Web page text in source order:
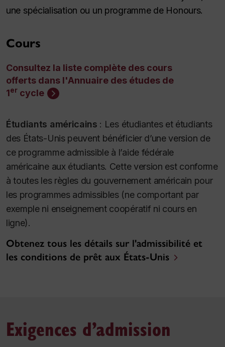
une spécialisation ou un programme de Honours.
Cours
Consultez la liste complète des cours
offerts dans l'Annuaire des études de
1er cycle
Étudiants américains : Les étudiantes et étudiants
des États-Unis peuvent bénéficier d’une version de
ce programme admissible à l’aide fédérale
américaine aux étudiants. Cette version est conforme
à toutes les règles du gouvernement américain pour
les programmes admissibles (ne comportant par
exemple ni enseignement coopératif ni cours en
ligne).
Obtenez tous les détails sur l'admissibilité et
les conditions de prêt aux États-Unis
Exigences d’admission